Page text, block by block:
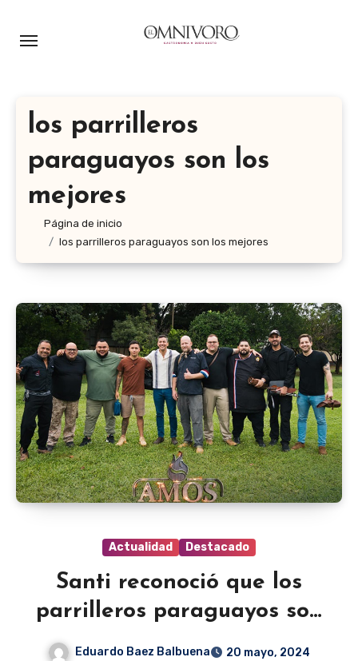
los parrilleros
paraguayos son los
mejores
Página de inicio
los parrilleros paraguayos son los mejores
Actualidad Destacado
Santi reconoció que los
parrilleros paraguayos son
Eduardo Baez Balbuena
20 mayo, 2024